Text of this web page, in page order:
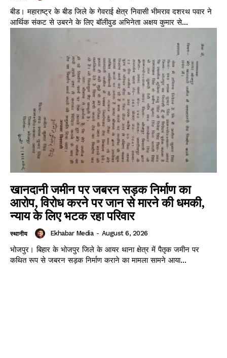
News Week
Magazine PRO
बीड। महाराष्ट्र के बीड जिले के गेवराई क्षेत्र निवासी भीमराव दशरथ पवार ने
आर्थिक संकट से उबरने के लिए बॉलीवुड अभिनेता अक्षय कुमार से...
खानदानी जमीन पर जबरन सड़क निर्माण का
आरोप, विरोध करने पर जान से मारने की धमकी,
न्याय के लिए भटक रहा परिवार
स्थानीय Ekhabar Media - August 6, 2026
भोजपुर। बिहार के भोजपुर जिले के आयर थाना क्षेत्र में पैतृक जमीन पर
कथित रूप से जबरन सड़क निर्माण कराने का मामला सामने आया...